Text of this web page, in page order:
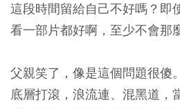
這段時間留給自己不好嗎？即
看一部片都好啊，至少不會那
父親笑了，像是這個問題很傻
底層打滾，浪流連、混黑道，